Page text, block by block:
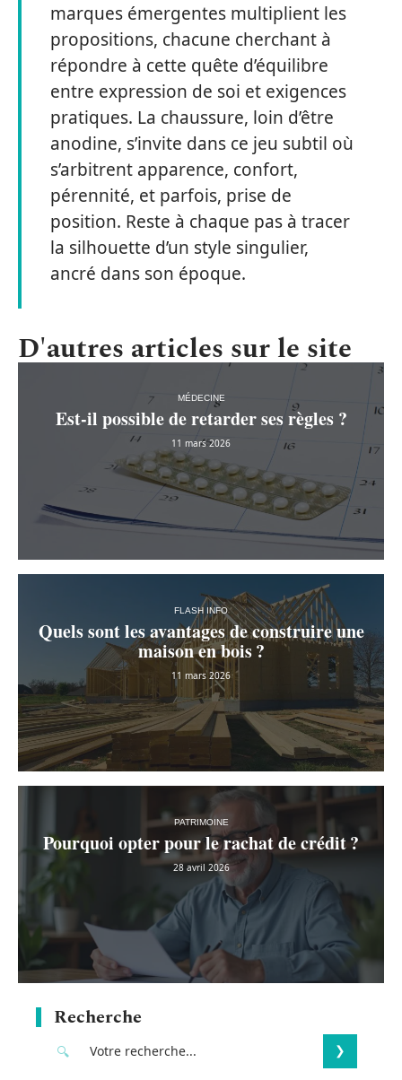
marques émergentes multiplient les
propositions, chacune cherchant à
répondre à cette quête d’équilibre
entre expression de soi et exigences
pratiques. La chaussure, loin d’être
anodine, s’invite dans ce jeu subtil où
s’arbitrent apparence, confort,
pérennité, et parfois, prise de
position. Reste à chaque pas à tracer
la silhouette d’un style singulier,
ancré dans son époque.
D'autres articles sur le site
MÉDECINE
Est-il possible de retarder ses règles ?
11 mars 2026
FLASH INFO
Quels sont les avantages de construire une
maison en bois ?
11 mars 2026
PATRIMOINE
Pourquoi opter pour le rachat de crédit ?
28 avril 2026
Recherche